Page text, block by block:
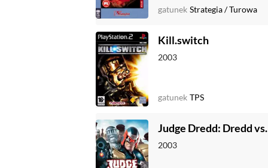
gatunek Strategia/Turowa
Kill.switch
2003
gatunek TPS
Judge Dredd: Dredd
2003